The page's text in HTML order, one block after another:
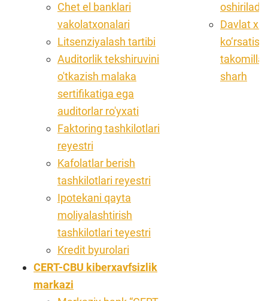
Chet el banklari
vakolatxonalari
Litsenziyalash tartibi
Auditorlik tekshiruvini
o'tkazish malaka
sertifikatiga ega
auditorlar ro'yxati
Faktoring tashkilotlari
reyestri
Kafolatlar berish
tashkilotlari reyestri
Ipotekani qayta
moliyalashtirish
tashkilotlari teyestri
Kredit byurolari
CERT-CBU kiberxavfsizlik
markazi
Davlat
sharh